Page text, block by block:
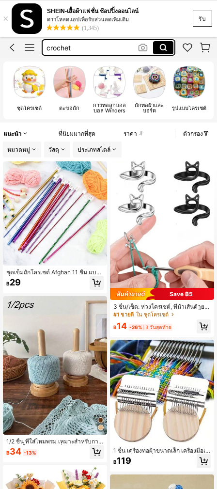
รับ
×
SHEIN-เสื้อผ้าแฟชั่น ช้อปปิ้งออนไลน์
ดาวโหลดแอปเพื่อรับส่วนลดเพิ่มเติม
(1,345)
finger knitting
كروشيه
crochet
crochet kit
finger knitting
كروشيه
ชุดโครเชต์ ตะขอถัก การทอลูกบอล
บอล Winders
ถักทอผ้าและ
บอร์ด รูปแบบโครเชต์
แนะนำ ที่นิยมมากที่สุด ราคา ตัวกรอง
หมวดหมู่ วัสดุ ประเภทสไตล์
ชุดเข็มถักโครเชต์ Afghan 11 ชิ้น แบบ
ด้ามยาว สีสันสดใส ขนาด 2-8 มม. พร้อ
มชุดเข็มถักนิตติ้ง Tunisian Afghan อลู
อกันหนาว 27 ซม. สำหรับไหมพรม งาน
ถักโครเชต์และนิตติ้ง DIY สีสุ่ม
฿29
1/2 ชิ้น ที่ใส่ไหมพรม เหมาะสำหรับการ
ถักนิตติ้งและโครเชต์ ที่ใส่ไหมพรมแบบ
หมุน ป้องกันไหมพรมพันกันและเป็นปม
฿34 -13%
Save ฿5
3 ชิ้น/เซ็ต: ห่วงโครเชต์, ที่นำเส้นด้ายรู
ปแมวแบบปรับได้, อุปกรณ์ป้องกันนิ้ว, เ
หมาะสำหรับงานถักโครเชต์, งานเย็บปั
กถักร้อย, การป้องกันมือ, สินค้าขายดี, ค
นค้ายอดนิยม, อุปกรณ์โครเชต์, อุปกรณ์
เย็บผ้า, การถัก, เครื่องมือถักโครเชต์, เค
รื่องประดับสำหรับผู้หญิง
#1 ขายดี ใน ชุดโครเชต์
฿14 -26% 3 วันสุดท้าย
1 ชิ้น เครื่องทอผ้าขนาดเล็ก เครื่องมือเก็
บของเย็บผ้า เครื่องทอผ้าขนาดเล็กไม้จ
ริงทำด้วยมือ เครื่องทอผ้าปักผ้าสัตว์เลี้ย
คอ เสื้อกันหนาว การถักโครเชต์
฿119